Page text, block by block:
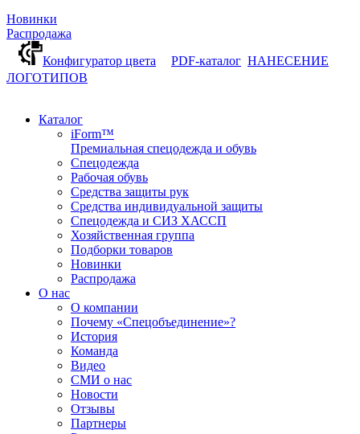
Новинки
Распродажа
Конфигуратор цвета
PDF-каталог НАНЕСЕНИЕ
ЛОГОТИПОВ
Каталог
iForm™
Премиальная спецодежда и обувь
Спецодежда
Рабочая обувь
Средства защиты рук
Средства индивидуальной защиты
Спецодежда и СИЗ ХАССП
Хозяйственная группа
Подборки товаров
Новинки
Распродажа
О нас
О компании
Почему «Спецобъединение»?
История
Команда
Видео
СМИ о нас
Новости
Отзывы
Партнеры